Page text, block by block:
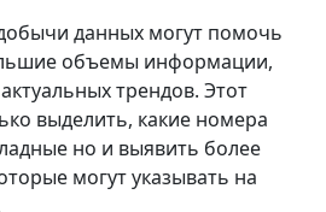
данных могут помочь
объемы информации,
трендов. Этот
выделить, какие номера
но и выявить более
могут указывать на